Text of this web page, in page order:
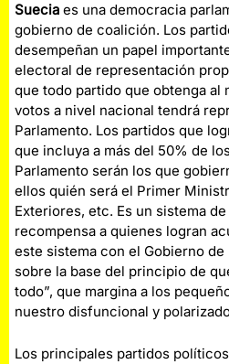
Suecia es una democracia
gobierno de coalición. Los
desempeñan un papel
electoral de representación
que todo partido que obtenga al
votos a nivel nacional tendrá
Parlamento. Los partidos que
que incluya a más del 50% de
Parlamento serán los que
ellos quién será el Primer
Exteriores, etc. Es un sistema
recompensa a quienes logran
este sistema con el Gobierno
sobre la base del principio de
todo”, que margina a los
nuestro disfuncional y
Los principales partidos